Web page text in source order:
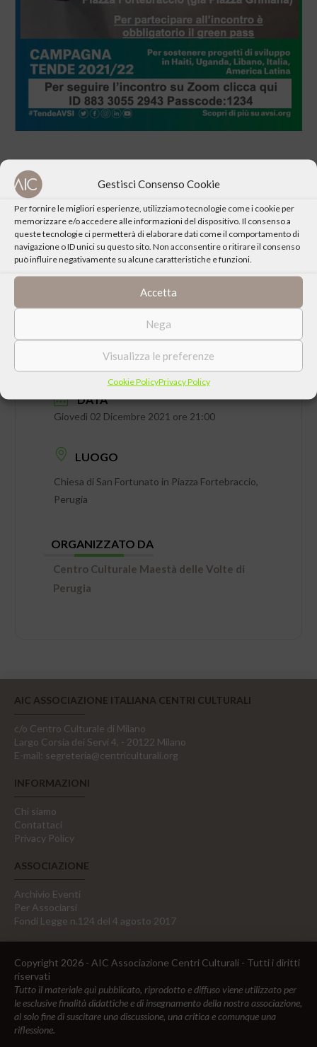
Gestisci Consenso Cookie
Per fornire le migliori esperienze, utilizziamo tecnologie come i cookie per
memorizzare e/o accedere alle informazioni del dispositivo. Il consenso a
queste tecnologie ci permetterà di elaborare dati come il comportamento di
navigazione o ID unici su questo sito. Non acconsentire o ritirare il consenso
può influire negativamente su alcune caratteristiche e funzioni.
Accetta
Nega
Visualizza le preferenze
Cookie PolicyPrivacy Policy
CONDIVIDI QUESTO EVENTO
DATA
Giovedì 02 Dicembre 2021 ore 21:00
LUOGO
Chiesa di San Fortunato in Piazza Fortebraccio,
Perugia
ORGANIZZATO DA
Centro Culturale Maestà delle Volte di
Perugia
AIC ASSOCIAZIONE ITALIANA CENTRI CULTURALI
c/o Centro Culturale di Milano
Largo Corsia dei Servi 4, - 20122 Milano
E-mail: segreteria@centriculturali.org
INFORMAZIONI
Chi siamo
Contattaci
Privacy Policy
ASSOCIAZIONE
Archivio Eventi
Per Associarsi
Fondi Legge n.124 del 4 agosto 2017
Copyright 2026 - AIC Associazione Centri Culturali - Tutti i diritti
riservati
Tutto il materiale qui pubblicato, riprodotto e diffuso viene utilizzato per
le esclusive finalità didattiche e di insegnamento della nostra associazione,
al solo fine di suscitare una discussione, una critica e comunque una
riflessione.